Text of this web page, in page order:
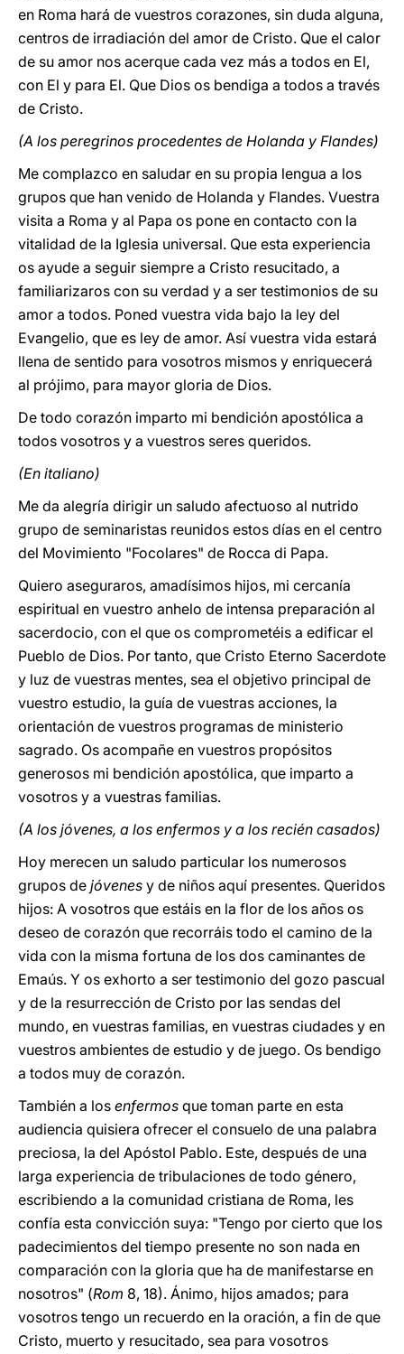
en Roma hará de vuestros corazones, sin duda alguna,
centros de irradiación del amor de Cristo. Que el calor
de su amor nos acerque cada vez más a todos en El,
con El y para El. Que Dios os bendiga a todos a través
de Cristo.
(A los peregrinos procedentes de Holanda y Flandes)
Me complazco en saludar en su propia lengua a los
grupos que han venido de Holanda y Flandes. Vuestra
visita a Roma y al Papa os pone en contacto con la
vitalidad de la Iglesia universal. Que esta experiencia
os ayude a seguir siempre a Cristo resucitado, a
familiarizaros con su verdad y a ser testimonios de su
amor a todos. Poned vuestra vida bajo la ley del
Evangelio, que es ley de amor. Así vuestra vida estará
llena de sentido para vosotros mismos y enriquecerá
al prójimo, para mayor gloria de Dios.
De todo corazón imparto mi bendición apostólica a
todos vosotros y a vuestros seres queridos.
(En italiano)
Me da alegría dirigir un saludo afectuoso al nutrido
grupo de seminaristas reunidos estos días en el centro
del Movimiento "Focolares" de Rocca di Papa.
Quiero aseguraros, amadísimos hijos, mi cercanía
espiritual en vuestro anhelo de intensa preparación al
sacerdocio, con el que os comprometéis a edificar el
Pueblo de Dios. Por tanto, que Cristo Eterno Sacerdote
y luz de vuestras mentes, sea el objetivo principal de
vuestro estudio, la guía de vuestras acciones, la
orientación de vuestros programas de ministerio
sagrado. Os acompañe en vuestros propósitos
generosos mi bendición apostólica, que imparto a
vosotros y a vuestras familias.
(A los jóvenes, a los enfermos y a los recién casados)
Hoy merecen un saludo particular los numerosos
grupos de jóvenes y de niños aquí presentes. Queridos
hijos: A vosotros que estáis en la flor de los años os
deseo de corazón que recorráis todo el camino de la
vida con la misma fortuna de los dos caminantes de
Emaús. Y os exhorto a ser testimonio del gozo pascual
y de la resurrección de Cristo por las sendas del
mundo, en vuestras familias, en vuestras ciudades y en
vuestros ambientes de estudio y de juego. Os bendigo
a todos muy de corazón.
También a los enfermos que toman parte en esta
audiencia quisiera ofrecer el consuelo de una palabra
preciosa, la del Apóstol Pablo. Este, después de una
larga experiencia de tribulaciones de todo género,
escribiendo a la comunidad cristiana de Roma, les
confía esta convicción suya: "Tengo por cierto que los
padecimientos del tiempo presente no son nada en
comparación con la gloria que ha de manifestarse en
nosotros" (Rom 8, 18). Ánimo, hijos amados; para
vosotros tengo un recuerdo en la oración, a fin de que
Cristo, muerto y resucitado, sea para vosotros